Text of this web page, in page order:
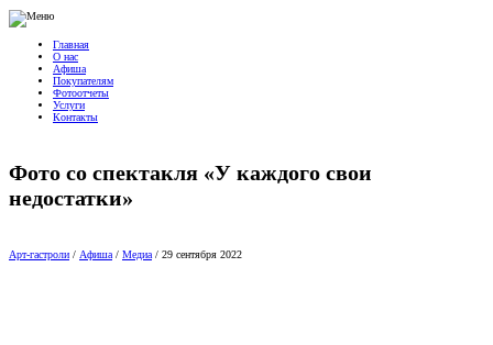
Главная
О нас
Афиша
Покупателям
Фотоотчеты
Услуги
Контакты
Фото со спектакля «У каждого свои
недостатки»
Арт-гастроли / Афиша / Медиа / 29 сентября 2022